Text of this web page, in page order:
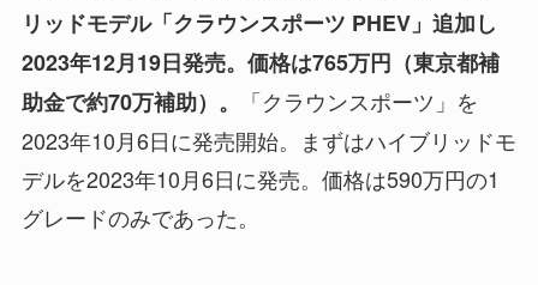
リッドモデル「クラウンスポーツ PHEV」追加し
2023年12月19日発売。価格は765万円（東京都補
助金で約70万補助）。
「クラウンスポーツ」を
2023年10月6日に発売開始。まずはハイブリッドモ
デルを2023年10月6日に発売。価格は590万円の1
グレードのみであった。